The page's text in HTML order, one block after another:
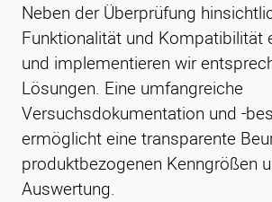
Neben der Überprüfung
Funktionalität und Kompatibilität
und implementieren wir
Lösungen. Eine umfangreiche
Versuchsdokumentation und -
ermöglicht eine transparente
produktbezogenen Kenngrößen
Auswertung.